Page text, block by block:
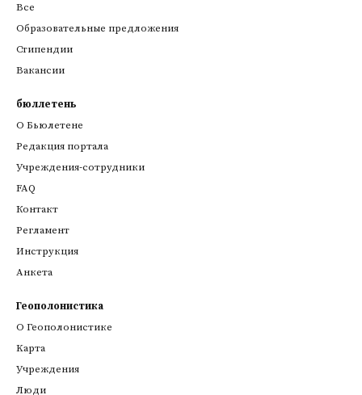
Все
Образовательные предложения
Стипендии
Вакансии
бюллетень
О Бьюлетене
Редакция портала
Учреждения-сотрудники
FAQ
Контакт
Регламент
Инструкция
Анкета
Геополонистика
О Геополонистике
Kарта
Учреждения
Люди